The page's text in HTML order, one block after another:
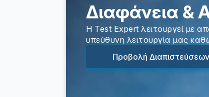
Διαφάνεια &
Η Test Expert λειτουργεί με
υπεύθυνη λειτουργία μας
Προβολή Διαπιστεύσεων